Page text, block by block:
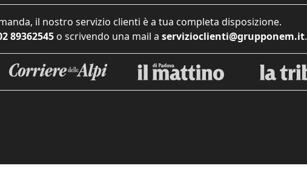
il nostro servizio clienti è a tua completa disposizione.
89362545 o scrivendo una mail a servizioclienti@grupponem.it.